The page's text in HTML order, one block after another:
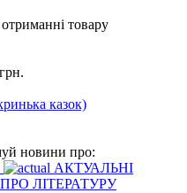
товару
казок)
новини про:
АКТУАЛЬНІ
ЛІТЕРАТУРУ